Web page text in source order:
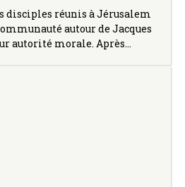
disciples réunis à Jérusalem
autour de Jacques
autorité morale. Après…